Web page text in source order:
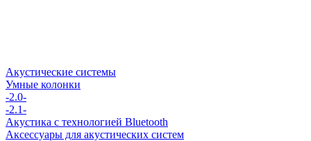
Акустические системы
Умные колонки
-2.0-
-2.1-
Акустика с технологией Bluetooth
Аксессуары для акустических систем